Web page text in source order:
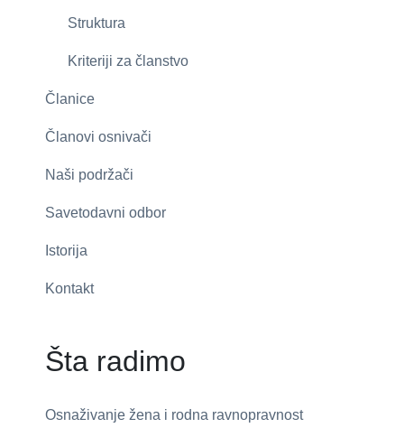
Struktura
Kriteriji za članstvo
Članice
Članovi osnivači
Naši podržači
Savetodavni odbor
Istorija
Kontakt
Šta radimo
Osnaživanje žena i rodna ravnopravnost